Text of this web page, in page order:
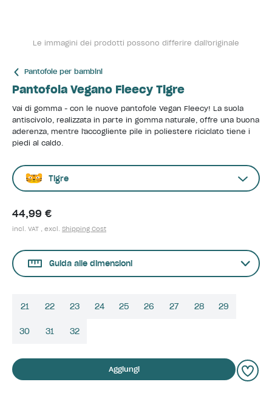
Le immagini dei prodotti possono differire dall'originale
Pantofole per bambini
Pantofola Vegano Fleecy Tigre
Vai di gomma - con le nuove pantofole Vegan Fleecy! La suola
antiscivolo, realizzata in parte in gomma naturale, offre una buona
aderenza, mentre l'accogliente pile in poliestere riciclato tiene i
piedi al caldo.
Tigre
44,99 €
incl. VAT , excl. Shipping Cost
Guida alle dimensioni
21 22 23 24 25 26 27 28 29
30 31 32
Aggiungi